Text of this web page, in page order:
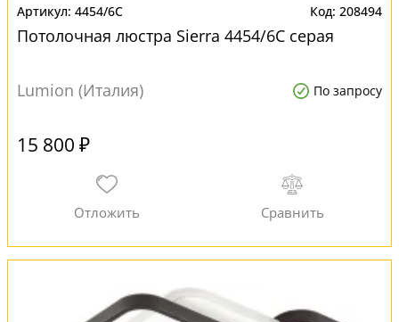
4454/6C 208494
Потолочная люстра Sierra 4454/6C серая
Lumion (Италия) По запросу
15 800 ₽